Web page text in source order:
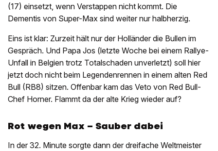
(17) einsetzt, wenn Verstappen nicht kommt. Die
Dementis von Super-Max sind weiter nur halbherzig.
Eins ist klar: Zurzeit hält nur der Holländer die Bullen im
Gespräch. Und Papa Jos (letzte Woche bei einem Rallye-
Unfall in Belgien trotz Totalschaden unverletzt) soll hier
jetzt doch nicht beim Legendenrennen in einem alten Red
Bull (RB8) sitzen. Offenbar kam das Veto von Red Bull-
Chef Horner. Flammt da der alte Krieg wieder auf?
Rot wegen Max – Sauber dabei
In der 32. Minute sorgte dann der dreifache Weltmeister